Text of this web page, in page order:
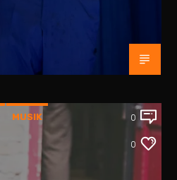
MUSIK 0
0